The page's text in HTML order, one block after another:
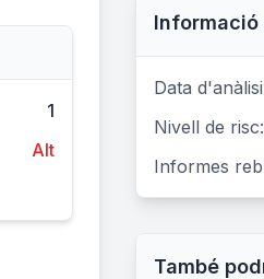
1
Alt
Data
Nivell de risc:
Informes
També